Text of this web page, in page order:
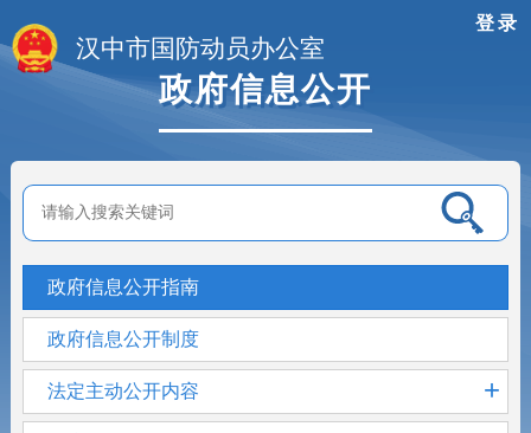
登录
汉中市国防动员办公室
政府信息公开
政府信息公开指南
政府信息公开制度
法定主动公开内容 +